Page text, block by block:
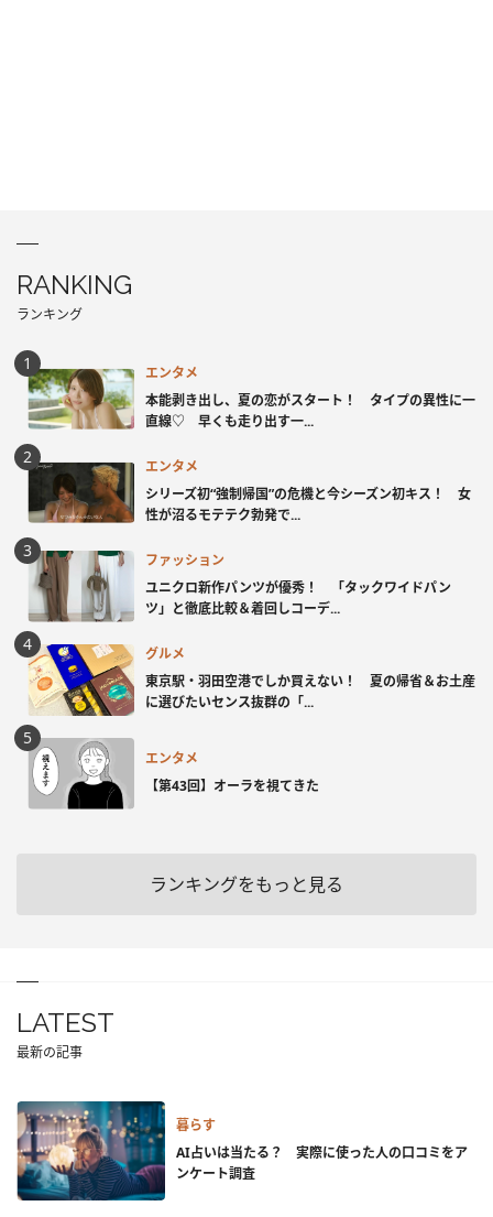
RANKING
ランキング
エンタメ
本能剥き出し、夏の恋がスタート！ タイプの異性に一
直線♡ 早くも走り出す一...
エンタメ
シリーズ初“強制帰国”の危機と今シーズン初キス！ 女
性が沼るモテテク勃発で...
ファッション
ユニクロ新作パンツが優秀！ 「タックワイドパン
ツ」と徹底比較＆着回しコーデ...
グルメ
東京駅・羽田空港でしか買えない！ 夏の帰省＆お土産
に選びたいセンス抜群の「...
エンタメ
【第43回】オーラを視てきた
ランキングをもっと見る
LATEST
最新の記事
暮らす
AI占いは当たる？ 実際に使った人の口コミをア
ンケート調査